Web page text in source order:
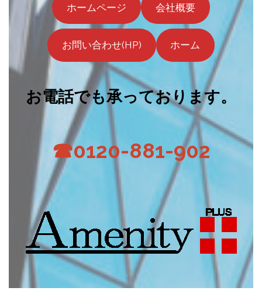
ホームページ 会社概要
お問い合わせ(HP) ホーム
お電話でも承っております。
☎0120-881-902